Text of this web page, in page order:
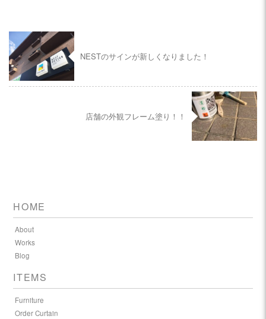
NESTのサインが新しくなりました！
店舗の外観フレーム塗り！！
HOME
About
Works
Blog
ITEMS
Furniture
Order Curtain